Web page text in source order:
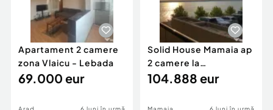
Apartament 2 camere
zona Vlaicu - Lebada
69.000 eur
Solid House Mamaia ap
2 camere la
cheie,langa Mega
104.888 eur